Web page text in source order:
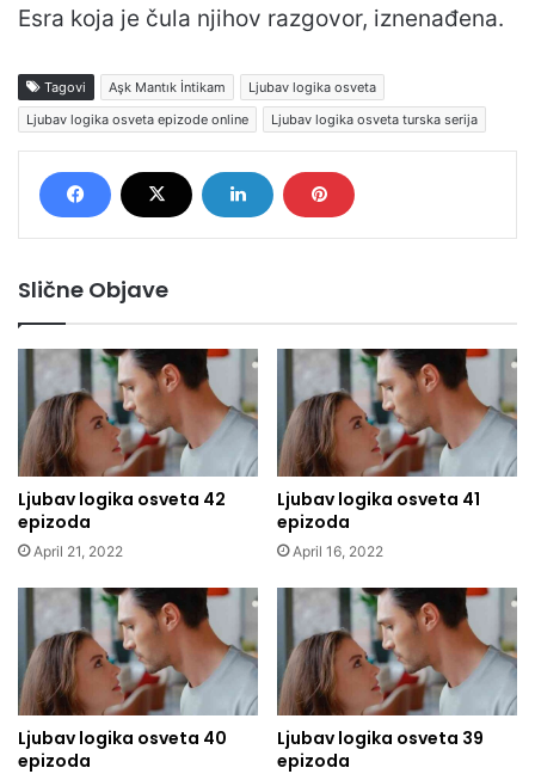
Esra koja je čula njihov razgovor, iznenađena.
Tagovi Aşk Mantık İntikam
Ljubav logika osveta
Ljubav logika osveta epizode online
Ljubav logika osveta turska serija
Slične Objave
Ljubav logika osveta 42
epizoda
April 21, 2022
Ljubav logika osveta 41
epizoda
April 16, 2022
Ljubav logika osveta 40
epizoda
Ljubav logika osveta 39
epizoda